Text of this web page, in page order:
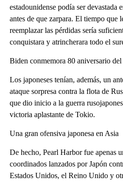
estadounidense podía ser devastada
antes de que zarpara. El tiempo que
reemplazar las pérdidas sería
conquistara y atrincherara todo el
Biden conmemora 80 aniversario
Los japoneses tenían, además, un
ataque sorpresa contra la flota de
que dio inicio a la guerra
victoria aplastante de Tokio.
Una gran ofensiva japonesa en Asia
De hecho, Pearl Harbor fue apenas
coordinados lanzados por Japón
Estados Unidos, el Reino Unido y